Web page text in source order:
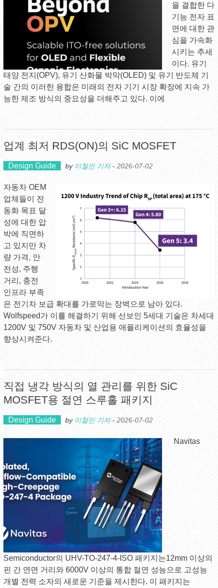
을 결합한 다
기능 전자 표
면에 대한 관
심을 가속화
시키는 추세
이다. 유기
태양 전지(OPV), 유기 산화물 박막(OLED) 및 유기 반도체 기
술 간의 이러한 융합은 미래의 전자 기기 시장 확장에 지속 가
능한 제조 방식의 중요성을 더해주고 있다. 이에
업계 최저 RDS(ON)의 SiC MOSFET
Design Guide by 이철민 기자- 2026-07-02
자동차 OEM
업체들이 전
동화 목표 달
성에 대한 압
박에 직면하
고 있지만 차
량 가격, 안
전성, 주행
거리, 충전
인프라 부족
은 전기차 보급 확대를 가로막는 장벽으로 남아 있다.
Wolfspeed가 이를 해결하기 위해 선보인 5세대 기술은 차세대
1200V 및 750V 자동차 및 산업용 애플리케이션의 효율성을
향상시켜준다.
직접 냉각 방식의 열 관리를 위한 SiC
MOSFET용 절연 스루홀 패키지
Design Guide by 이철민 기자- 2026-07-02
Navitas
Semiconductor의 UHV-TO-247-4-ISO 패키지는12mm 이상의
핀 간 연면 거리와 6000V 이상의 통합 절연 성능으로 고성능
개별 전력 소자의 새로운 기준을 제시한다. 이 패키지는